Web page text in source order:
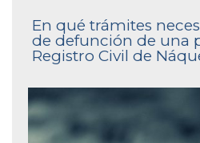
En qué trámites
de defunción de una
Registro Civil de